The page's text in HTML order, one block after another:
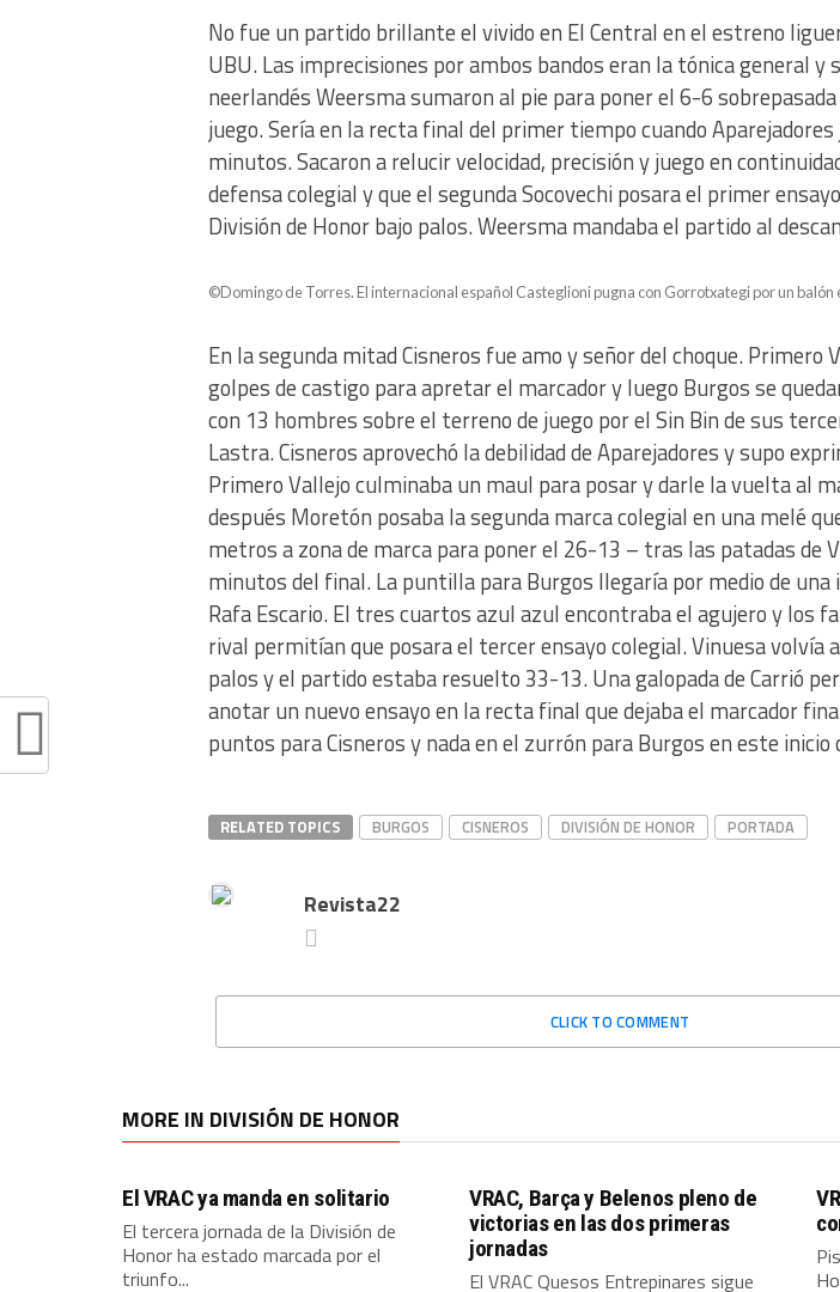
No fue un partido brillante el vivido en El Central en el estreno
UBU. Las imprecisiones por ambos bandos eran la tónica general y
neerlandés Weersma sumaron al pie para poner el 6-6
juego. Sería en la recta final del primer tiempo cuando
minutos. Sacaron a relucir velocidad, precisión y juego en
defensa colegial y que el segunda Socovechi posara el primer
División de Honor bajo palos. Weersma mandaba el partido al
©Domingo de Torres. El internacional español Casteglioni pugna con Gorrotxategi por un balón
En la segunda mitad Cisneros fue amo y señor del choque. Primero
golpes de castigo para apretar el marcador y luego Burgos se
con 13 hombres sobre el terreno de juego por el Sin Bin de sus
Lastra. Cisneros aprovechó la debilidad de Aparejadores y supo
Primero Vallejo culminaba un maul para posar y darle la vuelta al
después Moretón posaba la segunda marca colegial en una melé
metros a zona de marca para poner el 26-13 – tras las patadas de
minutos del final. La puntilla para Burgos llegaría por medio de una
Rafa Escario. El tres cuartos azul azul encontraba el agujero y los
rival permitían que posara el tercer ensayo colegial. Vinuesa volvía
palos y el partido estaba resuelto 33-13. Una galopada de Carrió
anotar un nuevo ensayo en la recta final que dejaba el marcador
puntos para Cisneros y nada en el zurrón para Burgos en este inicio
RELATED TOPICS BURGOS CISNEROS DIVISIÓN DE HONOR PORTADA
Revista22
CLICK TO COMMENT
MORE IN DIVISIÓN DE HONOR
El VRAC ya manda en solitario
El tercera jornada de la División de
Honor ha estado marcada por el
triunfo...
VRAC, Barça y Belenos pleno de
victorias en las dos primeras
jornadas
El VRAC Quesos Entrepinares sigue